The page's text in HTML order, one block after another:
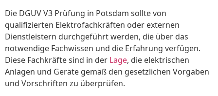
Die DGUV V3 Prüfung in Potsdam sollte von
qualifizierten Elektrofachkräften oder externen
Dienstleistern durchgeführt werden, die über das
notwendige Fachwissen und die Erfahrung verfügen.
Diese Fachkräfte sind in der Lage, die elektrischen
Anlagen und Geräte gemäß den gesetzlichen Vorgaben
und Vorschriften zu überprüfen.